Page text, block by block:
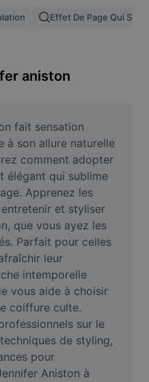
d'images
de vidéos
Effet De Page Qui Se
aniston
fait sensation
à son allure naturelle
comment adopter
élégant qui sublime
Apprenez les
et styliser
que vous ayez les
Parfait pour celles
leur
intemporelle
vous aide à choisir
coiffure culte.
sur le
de styling,
pour
Aniston à